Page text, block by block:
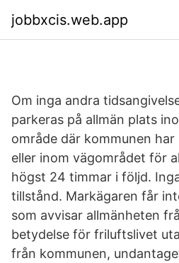
jobbxcis.web.app
Om inga andra
parkeras på allmän plats
område där kommunen
eller inom vägområdet för
högst 24 timmar i följd.
tillstånd. Markägaren får
som avvisar allmänheten
betydelse för friluftslivet
från kommunen,